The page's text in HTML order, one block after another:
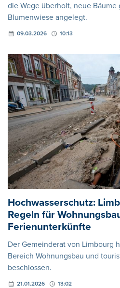
die Wege überholt, neue
Blumenwiese angelegt.
09.03.2026 10:13
Hochwasserschutz:
Regeln für
Ferienunterkünfte
Der Gemeinderat von Limbourg
Bereich Wohnungsbau und
beschlossen.
21.01.2026 13:02